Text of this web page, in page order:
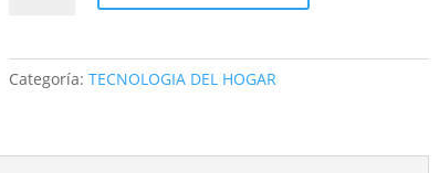
Categoría:TECNOLOGIA DEL HOGAR